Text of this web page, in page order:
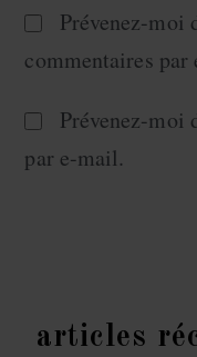
Prévenez-moi
commentaires par
Prévenez-moi
par e-mail.
articles